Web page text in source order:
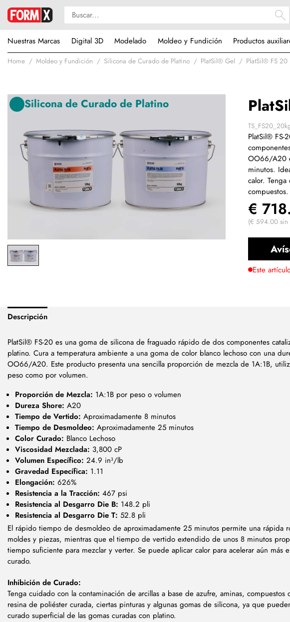
Nuestras Marcas
Digital 3D Modelado Moldeo y Fundición Productos
Home Moldeo y Fundición Silicona de Curado de Platino PlatSil® Gel PlatSil® FS 20
Silicona de Curado de Platino
PlatSil®
OO66/A20
minutos.
calor.
compuestos.
€
(€ 594.00 sin
Este
Descripción
PlatSil® FS-20 es una goma de silicona de fraguado rápido de dos componentes
platino. Cura a temperatura ambiente a una goma de color blanco lechoso con una
OO66/A20. Este producto presenta una sencilla proporción de mezcla de 1A:1B,
peso como por volumen.
Proporción de Mezcla: 1A:1B por peso o volumen
Dureza Shore: A20
Tiempo de Vertido: Aproximadamente 8 minutos
Tiempo de Desmoldeo: Aproximadamente 25 minutos
Color Curado: Blanco Lechoso
Viscosidad Mezclada: 3,800 cP
Volumen Específico: 24.9 in³/lb
Gravedad Específica: 1.11
Elongación: 626%
Resistencia a la Tracción: 467 psi
Resistencia al Desgarro Die B: 148.2 pli
Resistencia al Desgarro Die T: 52.8 pli
El rápido tiempo de desmoldeo de aproximadamente 25 minutos permite una rápida
moldes y piezas, mientras que el tiempo de vertido extendido de unos 8 minutos
tiempo suficiente para mezclar y verter. Se puede aplicar calor para acelerar aún más
curado.
Inhibición de Curado:
Tenga cuidado con la contaminación de arcillas a base de azufre, aminas, compuestos
resina de poliéster curada, ciertas pinturas y algunas gomas de silicona, ya que
curado superficial de las gomas curadas con platino.